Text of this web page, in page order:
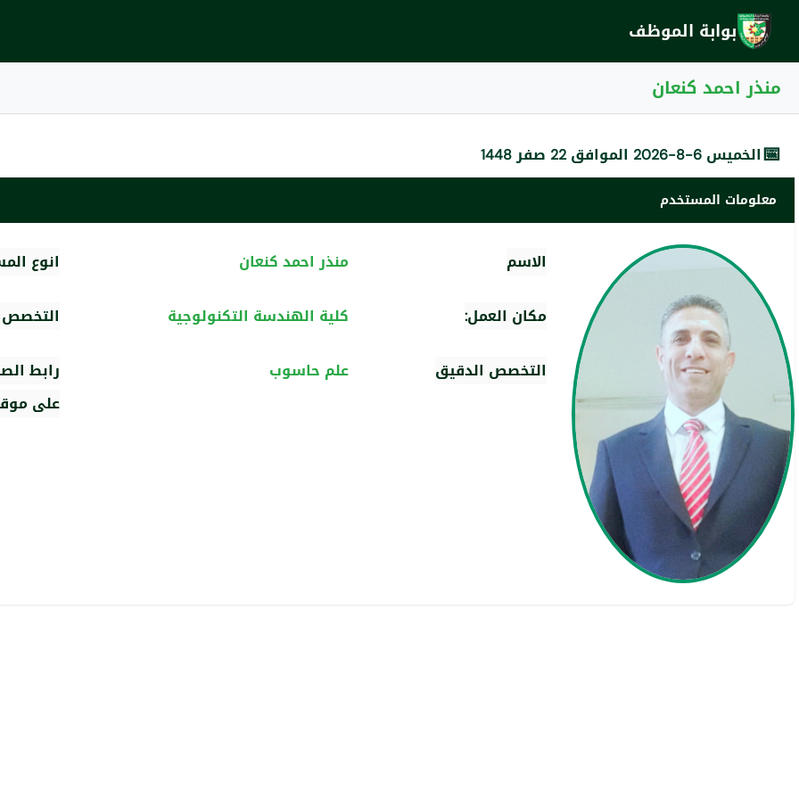
بوابة الموظف
منذر احمد كنعان
📅الخميس 6-8-2026 الموافق 22 صفر 1448
معلومات المستخدم
الاسم منذر احمد كنعان انوع
مكان العمل:
كلية الهندسة التكنولوجية التخصص
التخصص الدقيق
علم حاسوب
رابط
على